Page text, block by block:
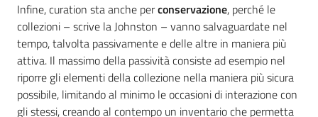
Infine, curation sta anche perconservazione, perché le
collezioni – scrive la Johnston – vanno salvaguardate nel
tempo, talvolta passivamente e delle altre in maniera più
attiva. Il massimo della passività consiste ad esempio nel
riporre gli elementi della collezione nella maniera più sicura
possibile, limitando al minimo le occasioni di interazione con
gli stessi, creando al contempo un inventario che permetta